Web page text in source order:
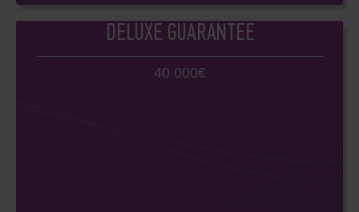
DELUXE GUARANTEE
40 000€